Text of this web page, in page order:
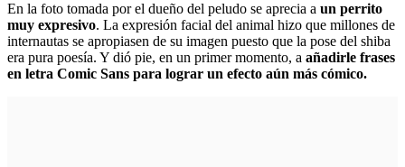
En la foto tomada por el dueño del peludo se aprecia a un perrito
muy expresivo. La expresión facial del animal hizo que millones de
internautas se apropiasen de su imagen puesto que la pose del shiba
era pura poesía. Y dió pie, en un primer momento, a añadirle frases
en letra Comic Sans para lograr un efecto aún más cómico.